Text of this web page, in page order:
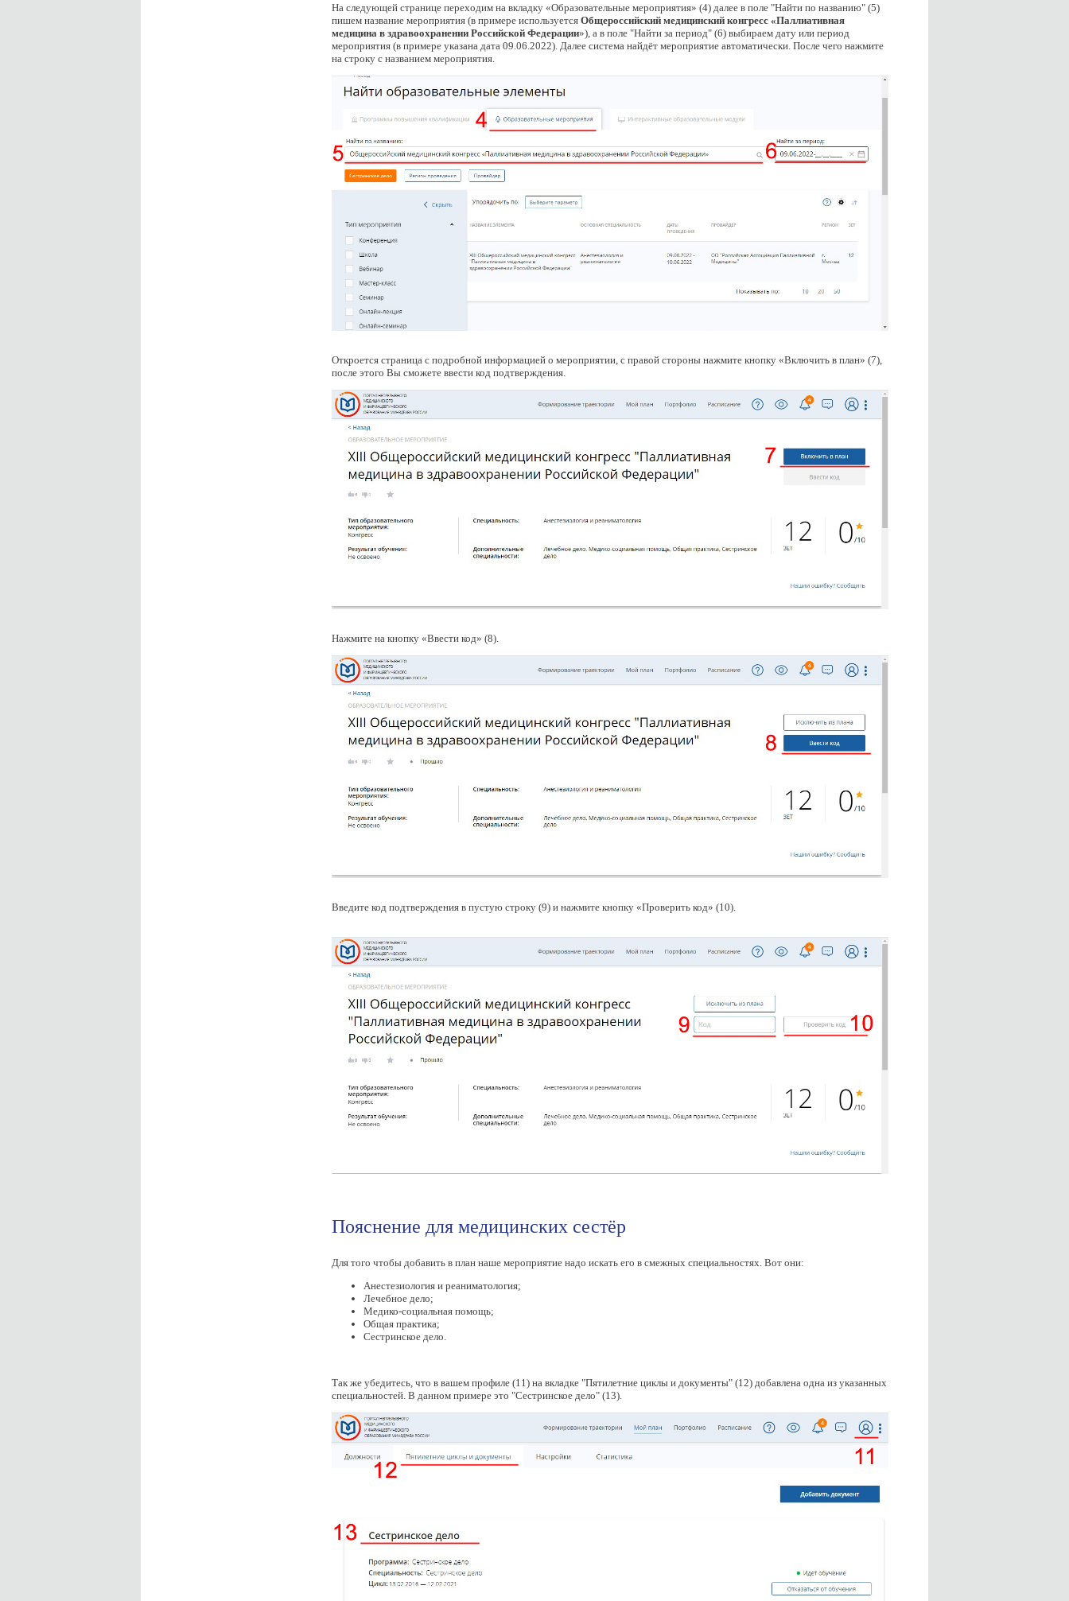
На следующей странице переходим на вкладку «Образовательные мероприятия» (4) далее в поле "Найти по названию" (5)
пишем название мероприятия (в примере используется Общероссийский медицинский конгресс «Паллиативная
медицина в здравоохранении Российской Федерации»), а в поле "Найти за период" (6) выбираем дату или период
мероприятия (в примере указана дата 09.06.2022). Далее система найдёт мероприятие автоматически. После чего нажмите
на строку с названием мероприятия.
Откроется страница с подробной информацией о мероприятии, с правой стороны нажмите кнопку «Включить в план» (7),
после этого Вы сможете ввести код подтверждения.
Нажмите на кнопку «Ввести код» (8).
Введите код подтверждения в пустую строку (9) и нажмите кнопку «Проверить код» (10).
Пояснение для медицинских сестёр
Для того чтобы добавить в план наше мероприятие надо искать его в смежных специальностях. Вот они:
Анестезиология и реаниматология;
Лечебное дело;
Медико-социальная помощь;
Общая практика;
Сестринское дело.
Так же убедитесь, что в вашем профиле (11) на вкладке "Пятилетние циклы и документы" (12) добавлена одна из указанных
специальностей. В данном примере это "Сестринское дело" (13).